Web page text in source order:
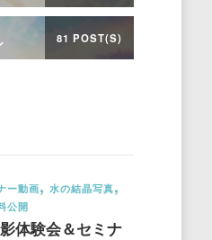
81 POST(S)
ー動画
水の結晶写真
公開
体験会＆セミナ